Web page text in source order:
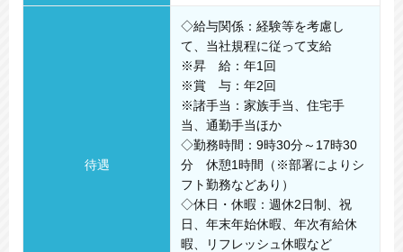
待遇
◇給与関係：経験等を考慮し
て、当社規程に従って支給
※昇 給：年1回
※賞 与：年2回
※諸手当：家族手当、住宅手
当、通勤手当ほか
◇勤務時間：9時30分～17時30
分 休憩1時間（※部署によりシ
フト勤務などあり）
◇休日・休暇：週休2日制、祝
日、年末年始休暇、年次有給休
暇、リフレッシュ休暇など